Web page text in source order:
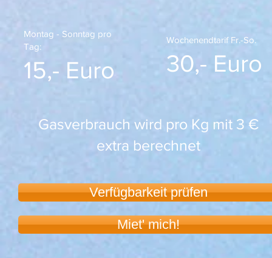
Montag - Sonntag pro
Tag:
15,- Euro
Wochenendtarif Fr.-So.
30,- Euro
Gasverbrauch wird pro Kg mit 3 €
extra berechnet
Verfügbarkeit prüfen
Miet' mich!